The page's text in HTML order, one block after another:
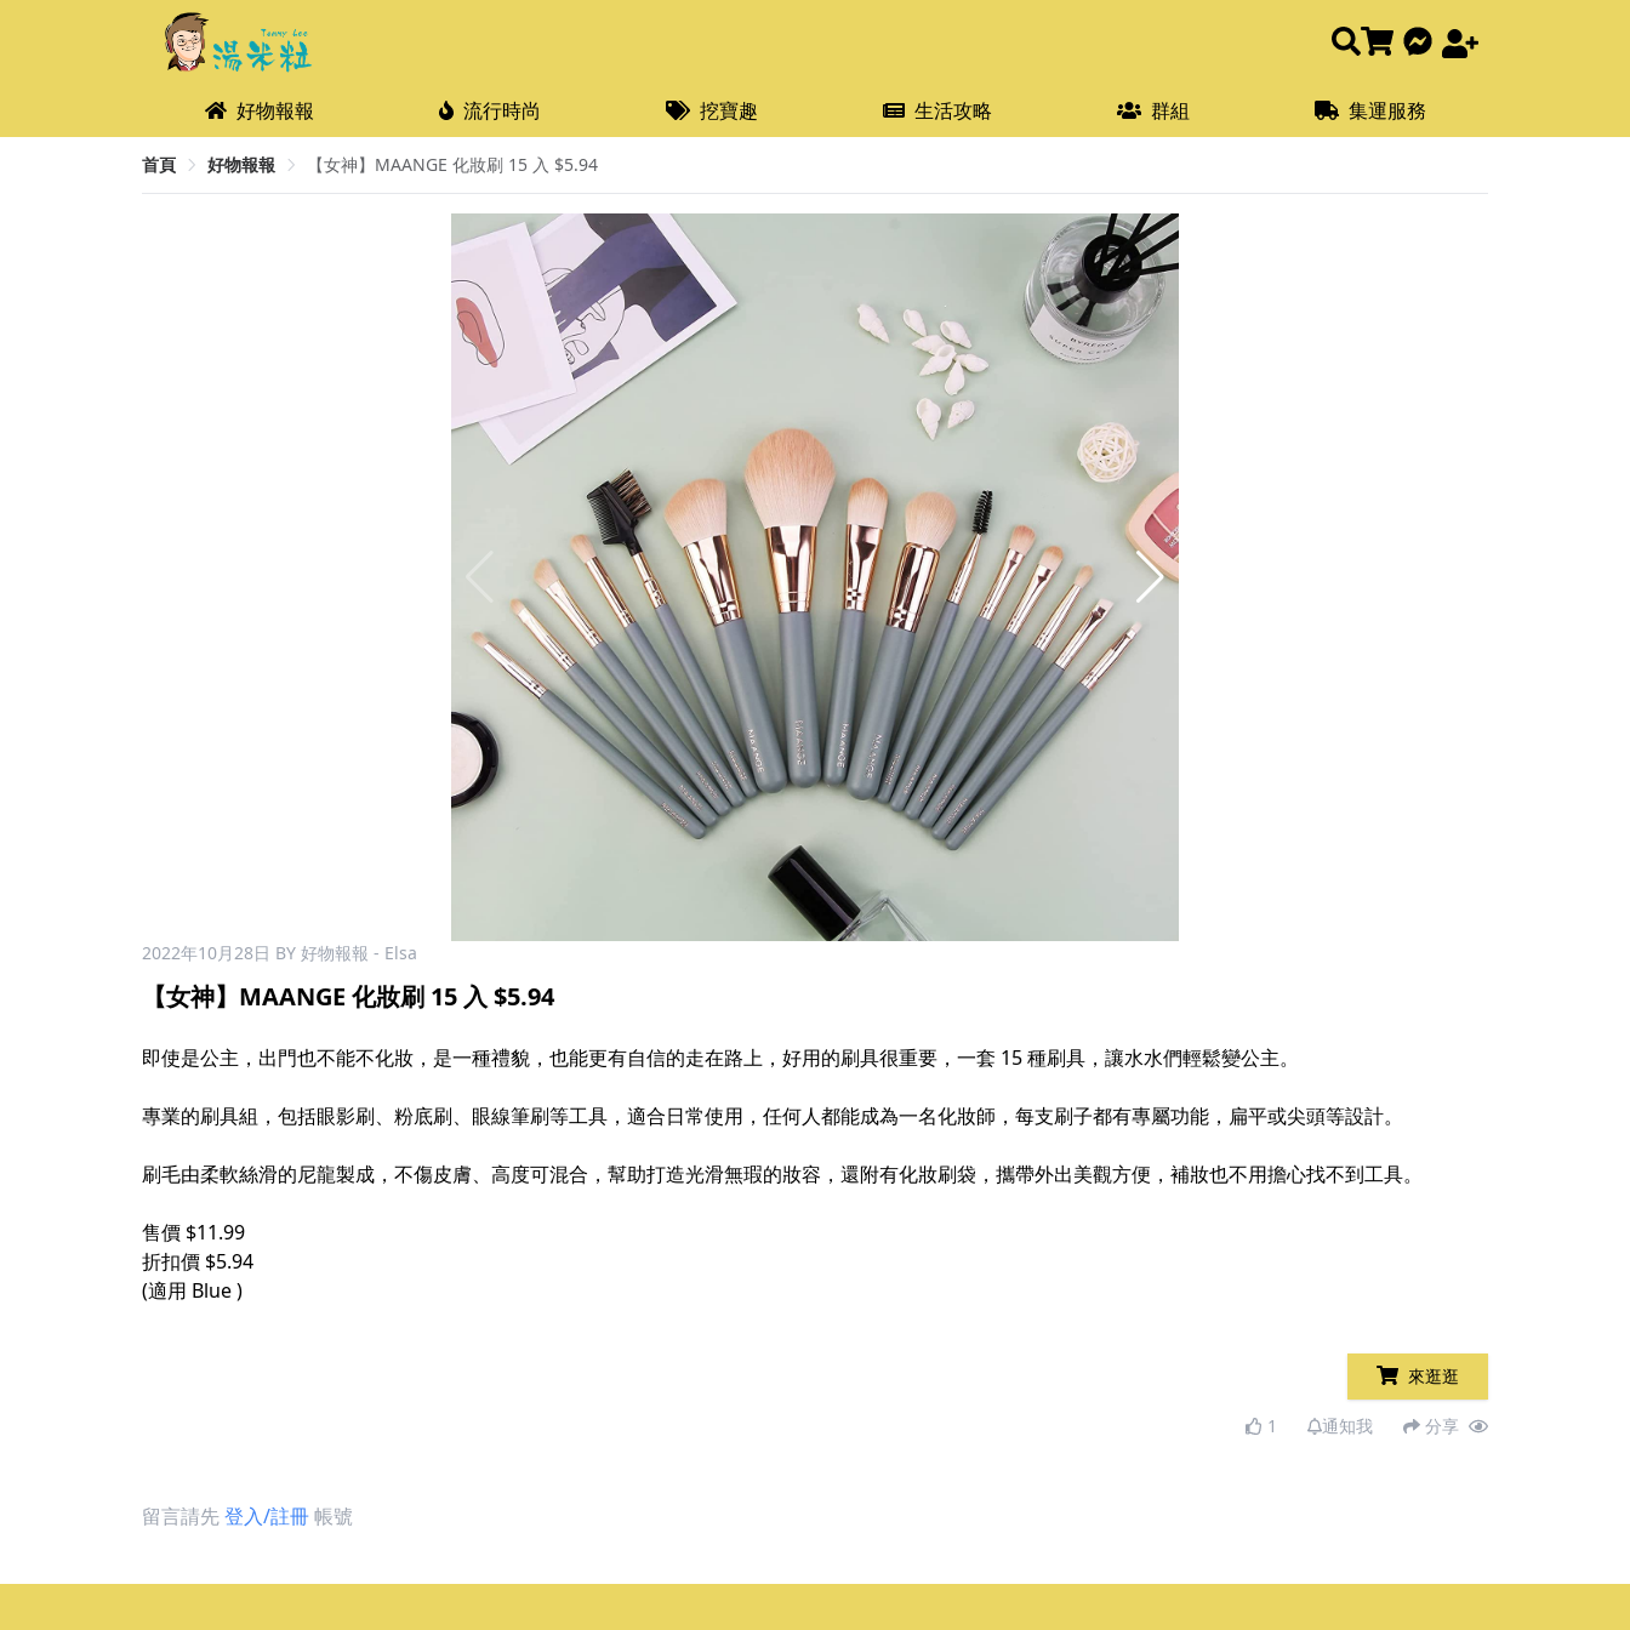
好物報報 流行時尚 挖寶趣 生活攻略 群組 集運服務
首頁 好物報報 【女神】MAANGE 化妝刷 15 入 $5.94
2022年10月28日 BY 好物報報 - Elsa
【女神】MAANGE 化妝刷 15 入 $5.94
即使是公主，出門也不能不化妝，是一種禮貌，也能更有自信的走在路上，好用的刷具很重要，一套 15 種刷具，讓水水們輕鬆變公主。
專業的刷具組，包括眼影刷、粉底刷、眼線筆刷等工具，適合日常使用，任何人都能成為一名化妝師，每支刷子都有專屬功能，扁平或尖頭等設計。
刷毛由柔軟絲滑的尼龍製成，不傷皮膚、高度可混合，幫助打造光滑無瑕的妝容，還附有化妝刷袋，攜帶外出美觀方便，補妝也不用擔心找不到工具。
售價 $11.99
折扣價 $5.94
(適用 Blue )
來逛逛
1 通知我 分享
留言請先登入/註冊帳號